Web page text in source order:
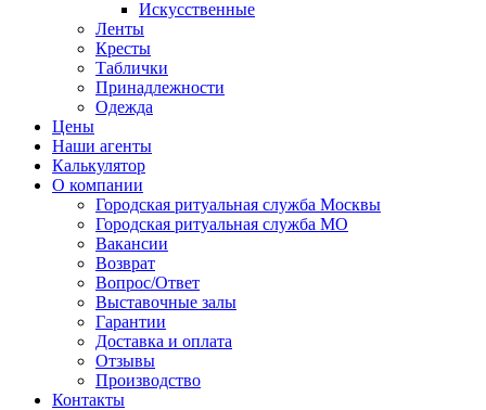
Искусственные
Ленты
Кресты
Таблички
Принадлежности
Одежда
Цены
Наши агенты
Калькулятор
О компании
Городская ритуальная служба Москвы
Городская ритуальная служба МО
Вакансии
Возврат
Вопрос/Ответ
Выставочные залы
Гарантии
Доставка и оплата
Отзывы
Производство
Контакты